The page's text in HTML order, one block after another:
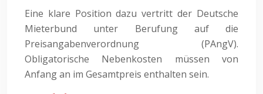
Eine klare Position dazu vertritt der Deutsche
Mieterbund unter Berufung auf die
Preisangabenverordnung (PAngV).
Obligatorische Nebenkosten müssen von
Anfang an im Gesamtpreis enthalten sein.